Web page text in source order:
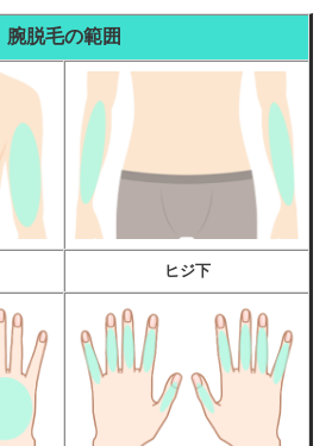
腕脱毛の範囲
ヒジ下